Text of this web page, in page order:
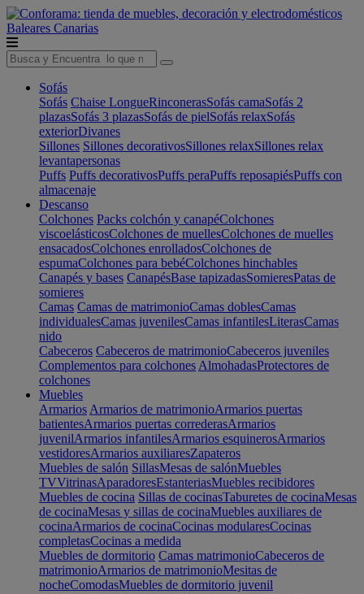
Baleares Canarias
Sofás
Sofás Chaise LongueRinconerasSofás camaSofás 2
plazasSofás 3 plazasSofás de pielSofás relaxSofás
exteriorDivanes
Sillones Sillones decorativosSillones relaxSillones relax
levantapersonas
Puffs Puffs decorativosPuffs peraPuffs reposapiésPuffs con
almacenaje
Descanso
Colchones Packs colchón y canapéColchones
viscoelásticosColchones de muellesColchones de muelles
ensacadosColchones enrolladosColchones de
espumaColchones para bebéColchones hinchables
Canapés y bases CanapésBase tapizadasSomieresPatas de
somieres
Camas Camas de matrimonioCamas doblesCamas
individualesCamas juvenilesCamas infantilesLiterasCamas
nido
Cabeceros Cabeceros de matrimonioCabeceros juveniles
Complementos para colchones AlmohadasProtectores de
colchones
Muebles
Armarios Armarios de matrimonioArmarios puertas
batientesArmarios puertas correderasArmarios
juvenilArmarios infantilesArmarios esquinerosArmarios
vestidoresArmarios auxiliaresZapateros
Muebles de salón SillasMesas de salónMuebles
TVVitrinasAparadoresEstanteriasMuebles recibidores
Muebles de cocina Sillas de cocinasTaburetes de cocinaMesas
de cocinaMesas y sillas de cocinaMuebles auxiliares de
cocinaArmarios de cocinaCocinas modularesCocinas
completasCocinas a medida
Muebles de dormitorio Camas matrimonioCabeceros de
matrimonioArmarios de matrimonioMesitas de
nocheComodasMuebles de dormitorio juvenil